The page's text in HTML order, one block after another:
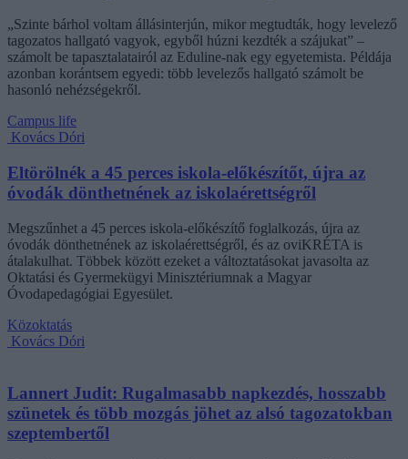
„Szinte bárhol voltam állásinterjún, mikor megtudták, hogy levelező
tagozatos hallgató vagyok, egyből húzni kezdték a szájukat” –
számolt be tapasztalatairól az Eduline-nak egy egyetemista. Példája
azonban korántsem egyedi: több levelezős hallgató számolt be
hasonló nehézségekről.
Campus life
Kovács Dóri
Eltörölnék a 45 perces iskola-előkészítőt, újra az
óvodák dönthetnének az iskolaérettségről
Megszűnhet a 45 perces iskola-előkészítő foglalkozás, újra az
óvodák dönthetnének az iskolaérettségről, és az oviKRÉTA is
átalakulhat. Többek között ezeket a változtatásokat javasolta az
Oktatási és Gyermekügyi Minisztériumnak a Magyar
Óvodapedagógiai Egyesület.
Közoktatás
Kovács Dóri
Lannert Judit: Rugalmasabb napkezdés, hosszabb
szünetek és több mozgás jöhet az alsó tagozatokban
szeptembertől